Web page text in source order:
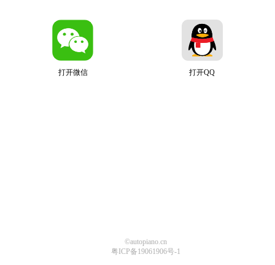
打开微信 打开QQ
©autopiano.cn
粤ICP备19061906号-1